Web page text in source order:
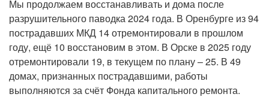
Мы продолжаем восстанавливать и дома после
разрушительного паводка 2024 года. В Оренбурге из 94
пострадавших МКД 14 отремонтировали в прошлом
году, ещё 10 восстановим в этом. В Орске в 2025 году
отремонтировали 19, в текущем по плану – 25. В 49
домах, признанных пострадавшими, работы
выполняются за счёт Фонда капитального ремонта.